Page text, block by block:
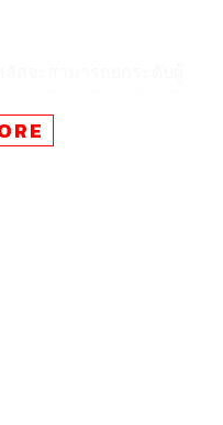
ชันเป๋าตังได้นำ
นี้ เพื่อสร้างโอกาสให้